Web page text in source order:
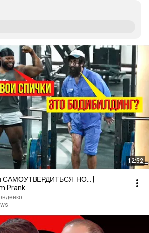
12:52
САМОУТВЕРДИТЬСЯ, НО... |
Prank